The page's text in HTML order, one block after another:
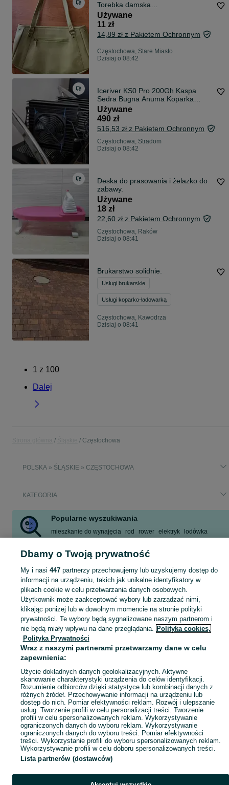
Torebka damska…
Używane
11 zł
14,89 zł z Pakietem Ochronnym
Częstochowa, Stare Miasto
Dzisiaj o 08:42
Iceriver KS0 Pro 200Gh Kaspa
Sedra Bugna Anuma Koparka
Kryptowalut
Używane
490 zł
516,53 zł z Pakietem Ochronnym
Częstochowa, Stradom
Dzisiaj o 08:42
Deska do prasowania i żelazko do
zabawy.
Używane
18 zł
22,60 zł z Pakietem Ochronnym
Częstochowa, Raków
Dzisiaj o 08:41
Brukarstwo solidnie.
Usługi brukarskie
Usługi koparko-ładowarką
Częstochowa, Kawodrza
Dzisiaj o 08:41
1 z 100
Dalej
Częstochowa
POLSKA » ŚLĄSKIE » CZĘSTOCHOWA
KATEGORIA
Popularne wyszukiwania
mieszkanie do wynajęcia rod rower elektryk
lodówka
Zobacz Więcej
Skorzystaj z największego serwisu ogłoszeniowego - Częstochowa i okolice! Kupuj to, czego pragniesz i sprzedawaj to, czego już nie potrzebujesz!
Mapa kategorii
Mapa miejscowości
Mapa ministron
Popularne wyszukiwania
Dbamy o Twoją prywatność
My i nasi 447partnerzy przechowujemy lub uzyskujemy dostęp do
informacji na urządzeniu, takich jak unikalne identyfikatory w
plikach cookie w celu przetwarzania danych osobowych.
Użytkownik może zaakceptować wybory lub zarządzać nimi,
klikając poniżej lub w dowolnym momencie na stronie polityki
prywatności. Te wybory będą sygnalizowane naszym partnerom i
nie będą miały wpływu na dane przeglądania. Polityka cookies,
Polityka Prywatności
Wraz z naszymi partnerami przetwarzamy dane w celu
zapewnienia:
Użycie dokładnych danych geolokalizacyjnych. Aktywne
skanowanie charakterystyki urządzenia do celów identyfikacji.
Rozumienie odbiorców dzięki statystyce lub kombinacji danych z
różnych źródeł. Przechowywanie informacji na urządzeniu lub
dostęp do nich. Pomiar efektywności reklam. Rozwój i ulepszanie
usług. Tworzenie profili w celu personalizacji treści. Tworzenie
profili w celu spersonalizowanych reklam. Wykorzystywanie
ograniczonych danych do wyboru reklam. Wykorzystywanie
ograniczonych danych do wyboru treści. Pomiar efektywności
treści. Wykorzystanie profili do wyboru spersonalizowanych reklam.
Wykorzystywanie profili w celu doboru spersonalizowanych treści.
Lista partnerów (dostawców)